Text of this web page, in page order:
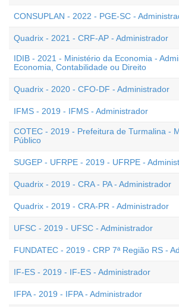
CONSUPLAN - 2022 - PGE-SC -
Quadrix - 2021 - CRF-AP - Administrador
IDIB - 2021 - Ministério da Economia -
Economia, Contabilidade ou Direito
Quadrix - 2020 - CFO-DF - Administrador
IFMS - 2019 - IFMS - Administrador
COTEC - 2019 - Prefeitura de Turmalina -
Público
SUGEP - UFRPE - 2019 - UFRPE -
Quadrix - 2019 - CRA - PA - Administrador
Quadrix - 2019 - CRA-PR - Administrador
UFSC - 2019 - UFSC - Administrador
FUNDATEC - 2019 - CRP 7ª Região RS -
IF-ES - 2019 - IF-ES - Administrador
IFPA - 2019 - IFPA - Administrador